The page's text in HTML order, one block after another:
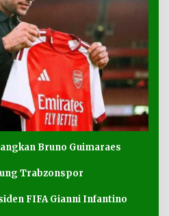
Bruno Guimaraes
Trabzonspor
FIFA Gianni Infantino